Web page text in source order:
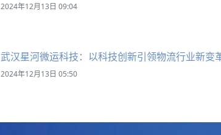
2024年12月13日 09:04
武汉星河微运科技：以科技创新引领物流行业新变
2024年12月13日 05:50